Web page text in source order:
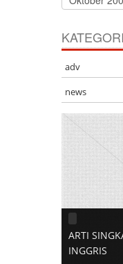
KATEGORI
adv
news
ARTI
INGGRIS